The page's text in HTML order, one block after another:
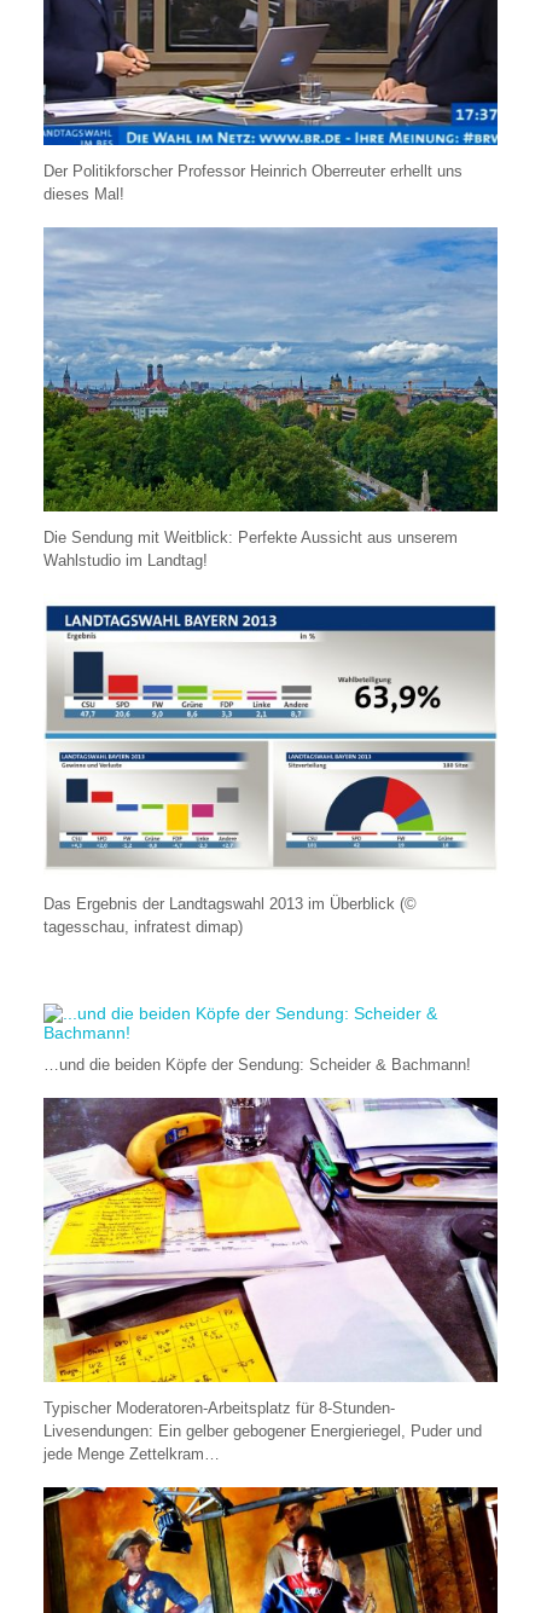
Der Politikforscher Professor Heinrich Oberreuter erhellt uns
dieses Mal!
Die Sendung mit Weitblick: Perfekte Aussicht aus unserem
Wahlstudio im Landtag!
Das Ergebnis der Landtagswahl 2013 im Überblick (©
tagesschau, infratest dimap)
…und die beiden Köpfe der Sendung: Scheider & Bachmann!
Typischer Moderatoren-Arbeitsplatz für 8-Stunden-
Livesendungen: Ein gelber gebogener Energieriegel, Puder und
jede Menge Zettelkram…